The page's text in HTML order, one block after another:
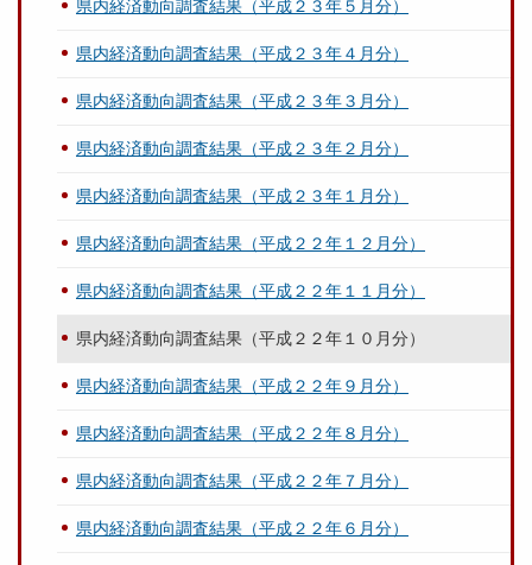
県内経済動向調査結果（平成２３年５月分）
県内経済動向調査結果（平成２３年４月分）
県内経済動向調査結果（平成２３年３月分）
県内経済動向調査結果（平成２３年２月分）
県内経済動向調査結果（平成２３年１月分）
県内経済動向調査結果（平成２２年１２月分）
県内経済動向調査結果（平成２２年１１月分）
県内経済動向調査結果（平成２２年１０月分）
県内経済動向調査結果（平成２２年９月分）
県内経済動向調査結果（平成２２年８月分）
県内経済動向調査結果（平成２２年７月分）
県内経済動向調査結果（平成２２年６月分）